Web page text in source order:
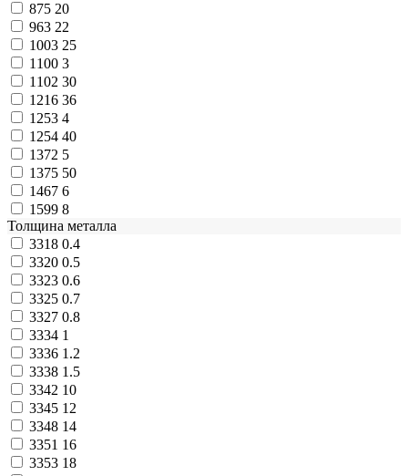
875 20
963 22
1003 25
1100 3
1102 30
1216 36
1253 4
1254 40
1372 5
1375 50
1467 6
1599 8
Толщина металла
3318 0.4
3320 0.5
3323 0.6
3325 0.7
3327 0.8
3334 1
3336 1.2
3338 1.5
3342 10
3345 12
3348 14
3351 16
3353 18